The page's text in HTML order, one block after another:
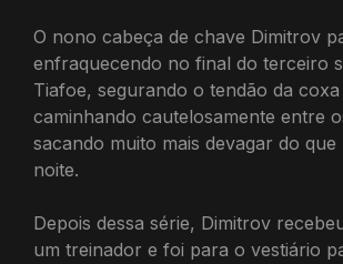
O nono cabeça de chave Dimitrov
enfraquecendo no final do terceiro
Tiafoe, segurando o tendão da coxa
caminhando cautelosamente entre
sacando muito mais devagar do que
noite.
Depois dessa série, Dimitrov
um treinador e foi para o vestiário